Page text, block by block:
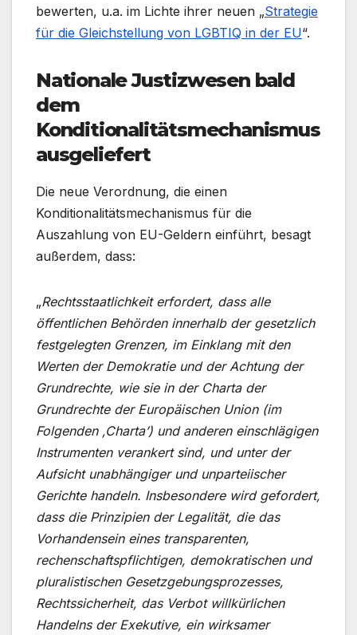
bewerten, u.a. im Lichte ihrer neuen „Strategie
für die Gleichstellung von LGBTIQ in der EU“.
Nationale Justizwesen bald
dem
Konditionalitätsmechanismus
ausgeliefert
Die neue Verordnung, die einen
Konditionalitätsmechanismus für die
Auszahlung von EU-Geldern einführt, besagt
außerdem, dass:
„Rechtsstaatlichkeit erfordert, dass alle
öffentlichen Behörden innerhalb der gesetzlich
festgelegten Grenzen, im Einklang mit den
Werten der Demokratie und der Achtung der
Grundrechte, wie sie in der Charta der
Grundrechte der Europäischen Union (im
Folgenden ‚Charta’) und anderen einschlägigen
Instrumenten verankert sind, und unter der
Aufsicht unabhängiger und unparteiischer
Gerichte handeln. Insbesondere wird gefordert,
dass die Prinzipien der Legalität, die das
Vorhandensein eines transparenten,
rechenschaftspflichtigen, demokratischen und
pluralistischen Gesetzgebungsprozesses,
Rechtssicherheit, das Verbot willkürlichen
Handelns der Exekutive, ein wirksamer